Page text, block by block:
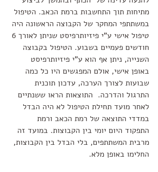
מתיחות תוך התחשבות ברמת הכאב. הטיפול
במשתתפי המחקר של הקבוצה הראשונה היה
חודשים פעמיים בשבוע. הטיפול בקבוצה
השנייה, ניתן אף הוא ע"י פיזיותרפיסט
באופן אישי, אולם המפגשים היו כל כמה
שבועות לצורך הערכה, עדכון תוכנית
התרגול והדרכה.  התוצאות הראו ששנתיים
לאחר מועד תחילת הטיפול לא היה הבדל
במדדי התוצאה של רמת הכאב ורמת
התפקוד היום יומי בין הקבוצות. במועד זה
מרבית המשתתפים, בלי הבדל בין הקבוצות,
החלימו באופן מלא.